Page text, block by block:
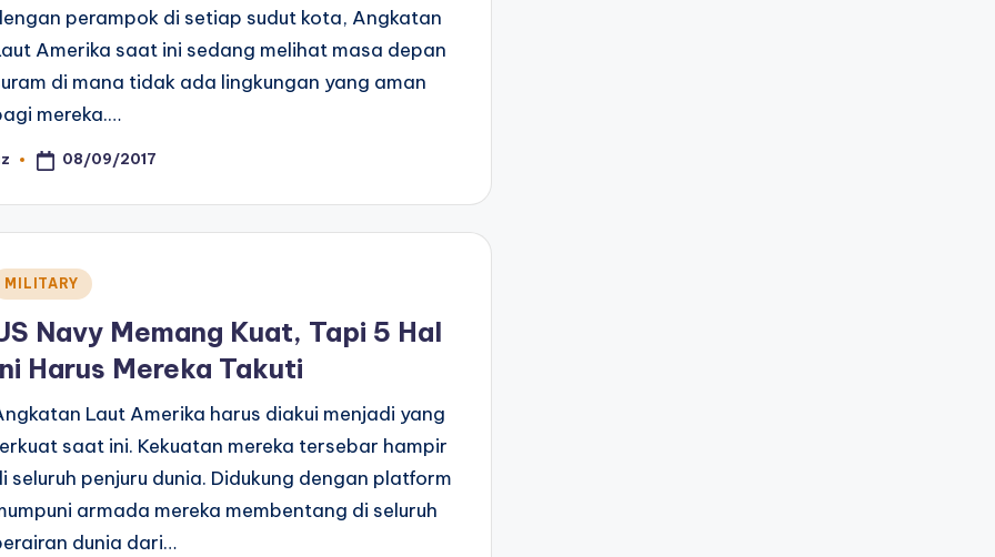
perampok di setiap sudut kota, Angkatan
Amerika saat ini sedang melihat masa depan
di mana tidak ada lingkungan yang aman
mereka.…
08/09/2017
MILITARY
Navy Memang Kuat, Tapi 5 Hal
Harus Mereka Takuti
Laut Amerika harus diakui menjadi yang
saat ini. Kekuatan mereka tersebar hampir
seluruh penjuru dunia. Didukung dengan platform
armada mereka membentang di seluruh
dunia dari…